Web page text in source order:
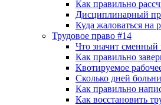
Как правильно
Дисциплинарный
Куда жаловаться на
Трудовое право #14
Что значит сменный
Как правильно
Квотируемое
Сколько дней
Как правильно
Как восстановить